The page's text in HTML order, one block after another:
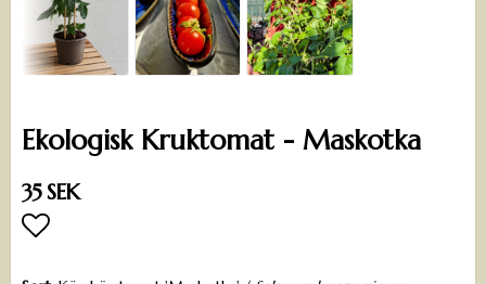
Ekologisk Kruktomat - Maskotka
35 SEK